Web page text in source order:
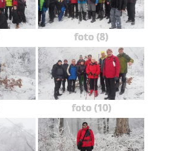
foto (8)
foto (10)